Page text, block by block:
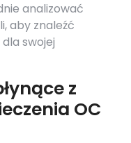
analizować
aby znaleźć
swojej
z
OC